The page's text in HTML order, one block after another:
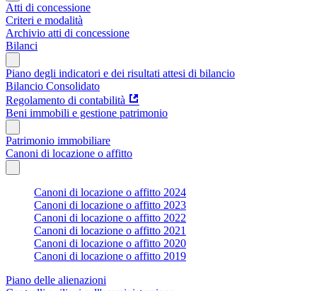
Atti di concessione
Criteri e modalità
Archivio atti di concessione
Bilanci
Piano degli indicatori e dei risultati attesi di bilancio
Bilancio Consolidato
Regolamento di contabilità
Beni immobili e gestione patrimonio
Patrimonio immobiliare
Canoni di locazione o affitto
Canoni di locazione o affitto 2024
Canoni di locazione o affitto 2023
Canoni di locazione o affitto 2022
Canoni di locazione o affitto 2021
Canoni di locazione o affitto 2020
Canoni di locazione o affitto 2019
Piano delle alienazioni